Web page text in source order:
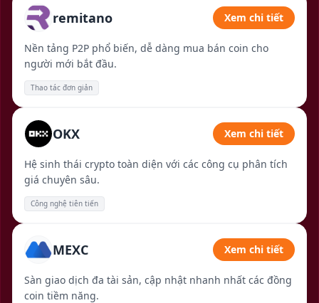
remitano Xem chi tiết
Nền tảng P2P phổ biến, dễ dàng mua bán coin cho
người mới bắt đầu.
Thao tác đơn giản
OKX Xem chi tiết
Hệ sinh thái crypto toàn diện với các công cụ phân tích
giá chuyên sâu.
Công nghệ tiên tiến
MEXC Xem chi tiết
Sàn giao dịch đa tài sản, cập nhật nhanh nhất các đồng
coin tiềm năng.